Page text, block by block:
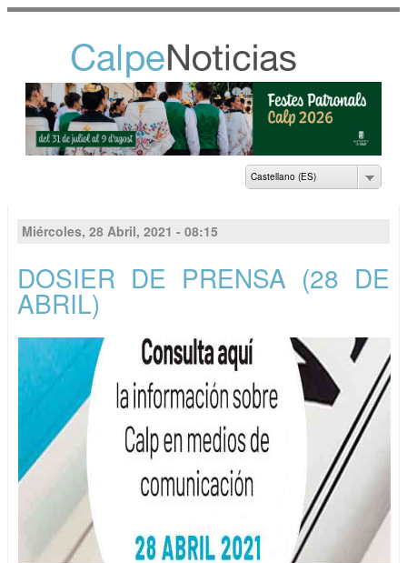
principal
NOTICIAS DEL
AYUNTAMIENTO DE
Castellano (ES)
Miércoles, 28 Abril, 2021 - 08:15
DOSIER DE PRENSA (28 DE
ABRIL)